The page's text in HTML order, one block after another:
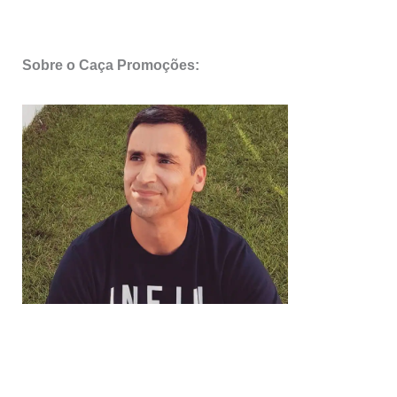
Sobre o Caça Promoções: